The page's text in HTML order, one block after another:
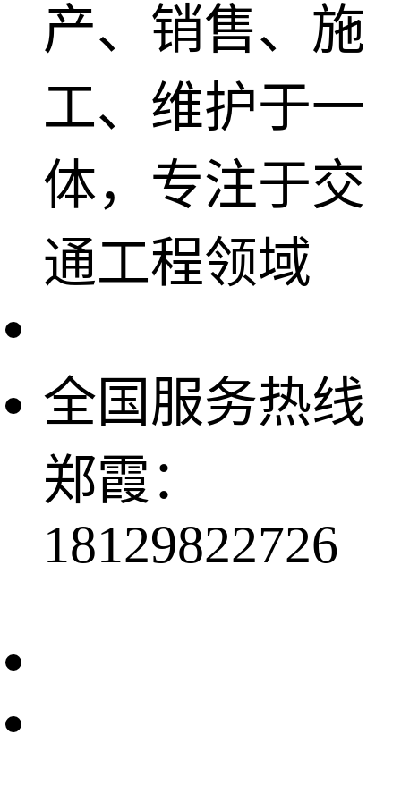
产、销售、施
工、维护于一
体，专注于交
通工程领域
全国服务热线
郑霞：
18129822726